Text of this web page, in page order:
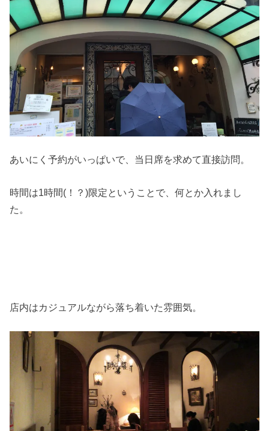
あいにく予約がいっぱいで、当日席を求めて直接訪問。
時間は1時間(！？)限定ということで、何とか入れまし
た。
店内はカジュアルながら落ち着いた雰囲気。